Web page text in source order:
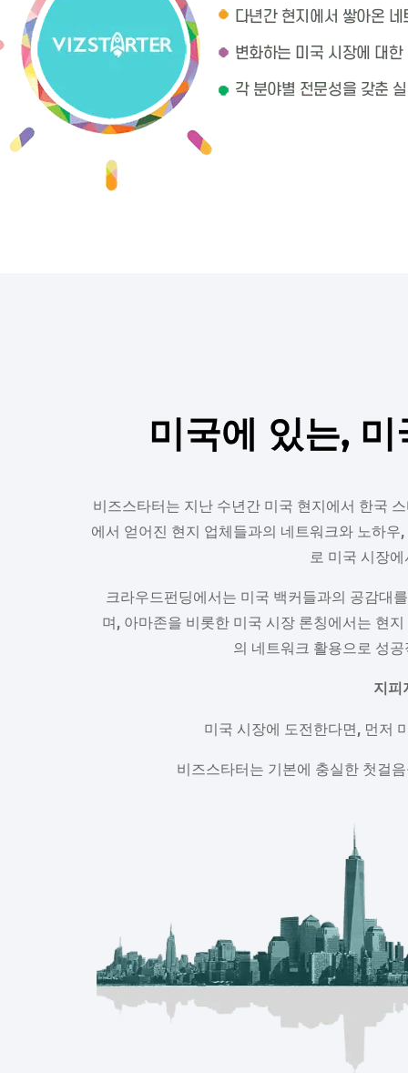
미국에 있는,
비즈스타터는 지난 수년간 미국 현지에서 한국
에서 얻어진 현지 업체들과의 네트워크와 노하우,
로 미국 시장
크라우드펀딩에서는 미국 백커들과의 공감대를
며, 아마존을 비롯한 미국 시장 론칭에서는 현지
의 네트워크 활용으로 성
지
미국 시장에 도전한다면, 먼저
비즈스타터는 기본에 충실한 첫걸